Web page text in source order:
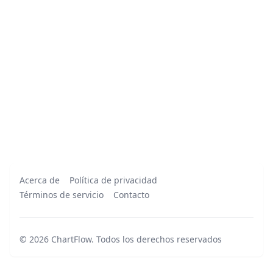
Acerca de
Política de privacidad
Términos de servicio
Contacto
© 2026 ChartFlow. Todos los derechos reservados